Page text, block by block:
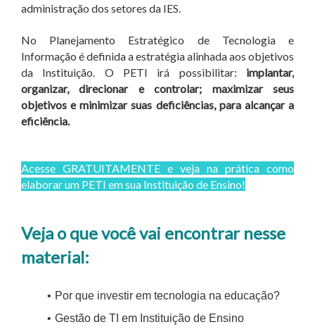
administração dos setores da IES.
No Planejamento Estratégico de Tecnologia e
Informação é definida a estratégia alinhada aos objetivos
da Instituição. O PETI irá possibilitar: implantar,
organizar, direcionar e controlar; maximizar seus
objetivos e minimizar suas deficiências, para alcançar a
eficiência.
Acesse GRATUITAMENTE e veja na prática como
elaborar um PETI em sua Instituição de Ensino!
Veja o que você vai encontrar nesse
material:
Por que investir em tecnologia na educação?
Gestão de TI em Instituição de Ensino